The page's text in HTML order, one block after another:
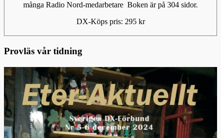
många Radio Nord-medarbetare Boken är på 304 sidor.
DX-Köps pris: 295 kr
Provläs vår tidning